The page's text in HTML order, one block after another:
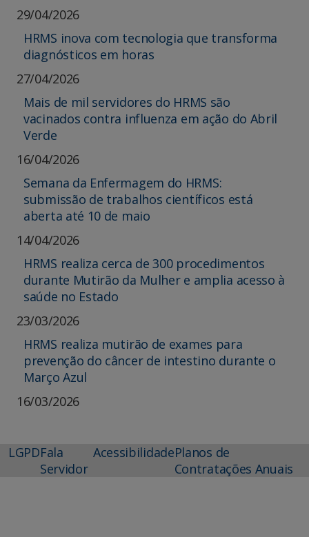
29/04/2026
HRMS inova com tecnologia que transforma
diagnósticos em horas
27/04/2026
Mais de mil servidores do HRMS são
vacinados contra influenza em ação do Abril
Verde
16/04/2026
Semana da Enfermagem do HRMS:
submissão de trabalhos científicos está
aberta até 10 de maio
14/04/2026
HRMS realiza cerca de 300 procedimentos
durante Mutirão da Mulher e amplia acesso à
saúde no Estado
23/03/2026
HRMS realiza mutirão de exames para
prevenção do câncer de intestino durante o
Março Azul
16/03/2026
LGPDFala
Servidor
AcessibilidadePlanos de
Contratações Anuais